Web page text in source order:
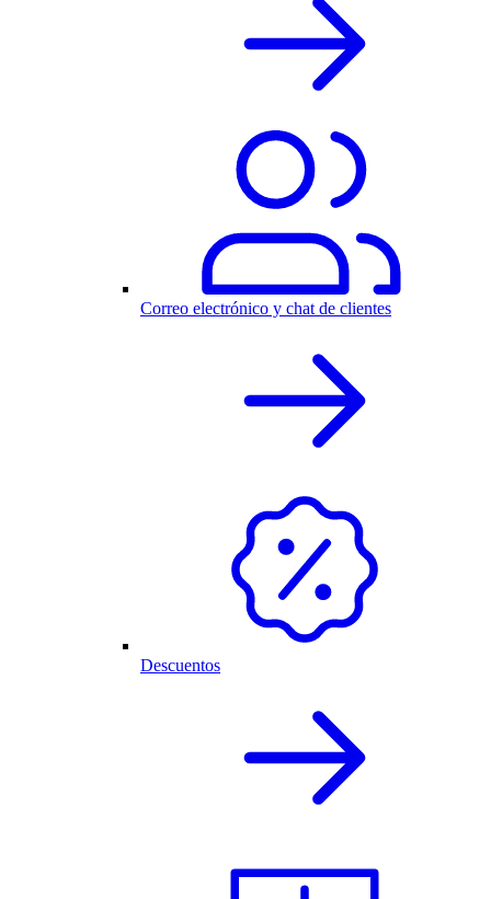
Correo electrónico y chat de clientes
Descuentos